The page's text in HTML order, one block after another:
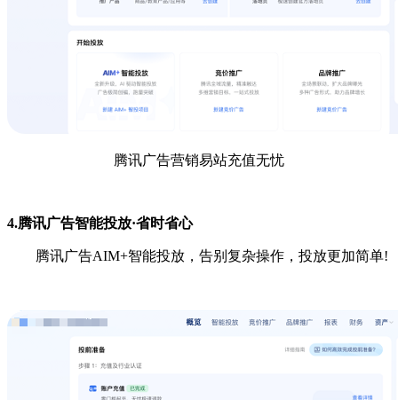
腾讯广告营销易站充值无忧
4.腾讯广告智能投放·省时省心
腾讯广告AIM+智能投放，告别复杂操作，投放更加简单!